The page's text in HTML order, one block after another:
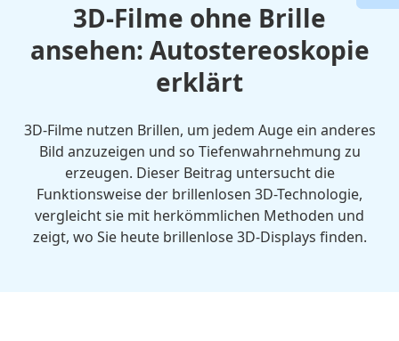
3D-Filme ohne Brille
ansehen: Autostereoskopie
erklärt
3D-Filme nutzen Brillen, um jedem Auge ein anderes
Bild anzuzeigen und so Tiefenwahrnehmung zu
erzeugen. Dieser Beitrag untersucht die
Funktionsweise der brillenlosen 3D-Technologie,
vergleicht sie mit herkömmlichen Methoden und
zeigt, wo Sie heute brillenlose 3D-Displays finden.